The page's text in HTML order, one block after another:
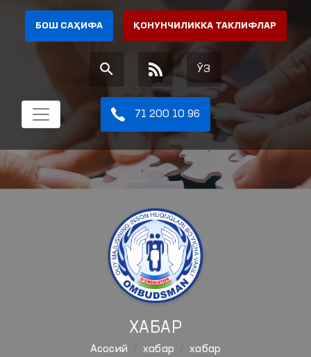
БОШ САҲИФА ҚОНУНЧИЛИККА ТАКЛИФЛАР
ЎЗ
71 200 10 96
ХАБАР
Aсосий хабар хабар